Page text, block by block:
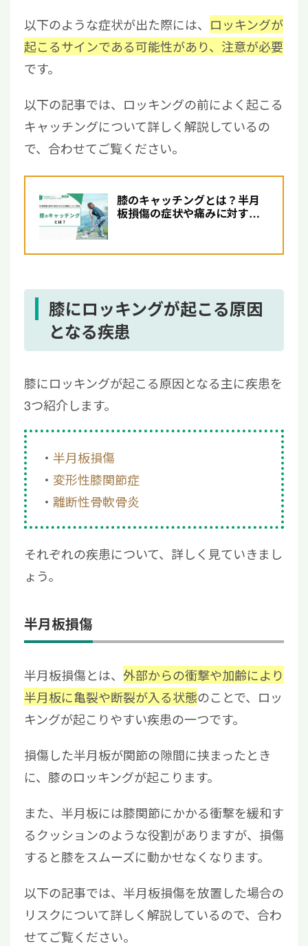
以下のような症状が出た際には、 ロッキングが
起こるサインである可能性があり、注意が必要
です。
以下の記事では、ロッキングの前によく起こる
キャッチングについて詳しく解説しているの
で、合わせてご覧ください。
膝のキャッチングとは？半月
板損傷の症状や痛みに対する
膝にロッキングが起こる原因
となる疾患
膝にロッキングが起こる原因となる主に疾患を
3つ紹介します。
半月板損傷
変形性膝関節症
離断性骨軟骨炎
それぞれの疾患について、詳しく見ていきまし
ょう。
半月板損傷
半月板損傷とは、 外部からの衝撃や加齢により
半月板に亀裂や断裂が入る状態のことで、ロッ
キングが起こりやすい疾患の一つです。
損傷した半月板が関節の隙間に挟まったとき
に、膝のロッキングが起こります。
また、半月板には膝関節にかかる衝撃を緩和す
るクッションのような役割がありますが、損傷
すると膝をスムーズに動かせなくなります。
以下の記事では、半月板損傷を放置した場合の
リスクについて詳しく解説しているので、合わ
せてご覧ください。